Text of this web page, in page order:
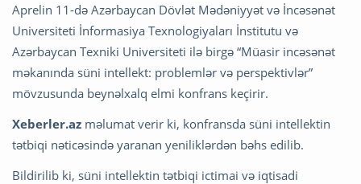
Aprelin 11-də Azərbaycan Dövlət Mədəniyyət və İncəsənət
Universiteti İnformasiya Texnologiyaları İnstitutu və
Azərbaycan Texniki Universiteti ilə birgə “Müasir incəsənət
məkanında süni intellekt: problemlər və perspektivlər”
mövzusunda beynəlxalq elmi konfrans keçirir.
Xeberler.az məlumat verir ki, konfransda süni intellektin
tətbiqi nəticəsində yaranan yeniliklərdən bəhs edilib.
Bildirilib ki, süni intellektin tətbiqi ictimai və iqtisadi